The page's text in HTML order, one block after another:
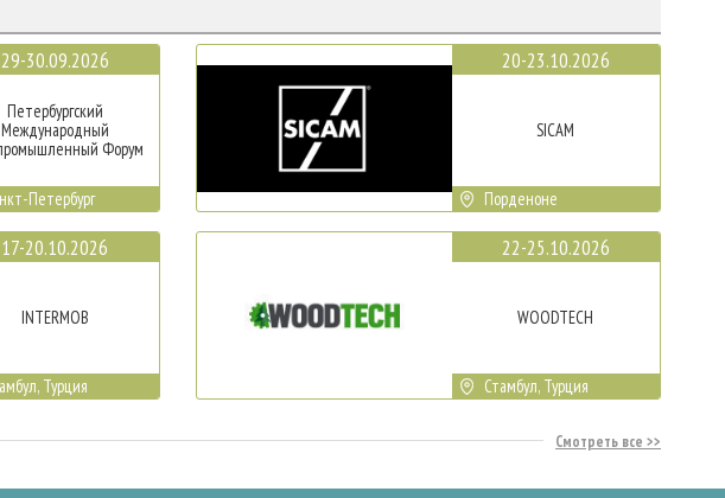
29-30.09.2026
Петербургский
Международный
Форум
Петербург
17-20.10.2026
INTERMOB
Турция
20-23.10.2026
SICAM
Порденоне
22-25.10.2026
WOODTECH
Стамбул, Турция
Смотреть все